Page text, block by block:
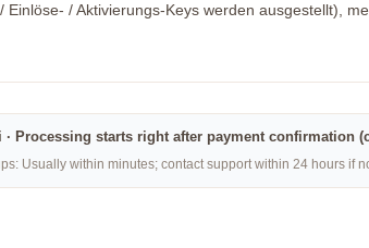
/ Aktivierungs-Keys werden ausgestellt),
Processing starts right after payment confirmation
Usually within minutes; contact support within 24 hours if